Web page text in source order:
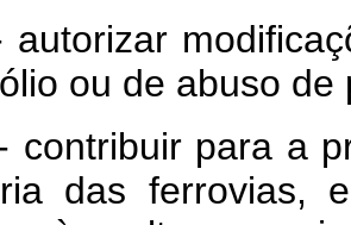
ou de abuso de
para a
das ferrovias,